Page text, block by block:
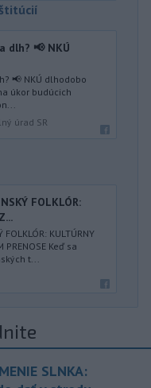
dlh? 📢 NKÚ
📢 NKÚ dlhodobo
úkor budúcich
úrad SR
FOLKLÓR:
FOLKLÓR: KULTÚRNY
PRENOSE Keď sa
t...
SLNKA: